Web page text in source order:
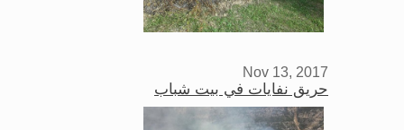
Nov 13, 2017
حريق نفايات في بيت شباب